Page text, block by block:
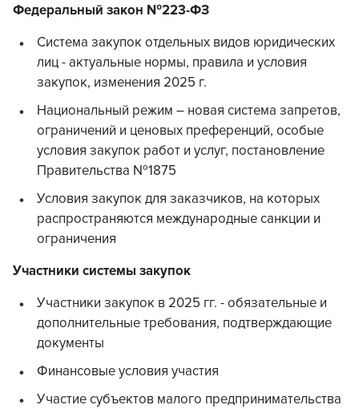
Федеральный закон №223-ФЗ
Система закупок отдельных видов юридических
лиц - актуальные нормы, правила и условия
закупок, изменения 2025 г.
Национальный режим – новая система запретов,
ограничений и ценовых преференций, особые
условия закупок работ и услуг, постановление
Правительства №1875
Условия закупок для заказчиков, на которых
распространяются международные санкции и
ограничения
Участники системы закупок
Участники закупок в 2025 гг. - обязательные и
дополнительные требования, подтверждающие
документы
Финансовые условия участия
Участие субъектов малого предпринимательства